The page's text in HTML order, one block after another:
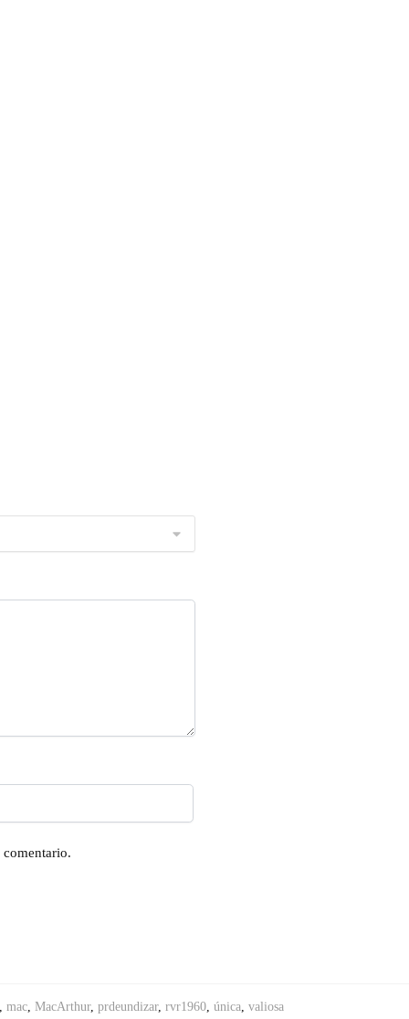
mac, MacArthur, prdeundizar, rvr1960, única valiosa